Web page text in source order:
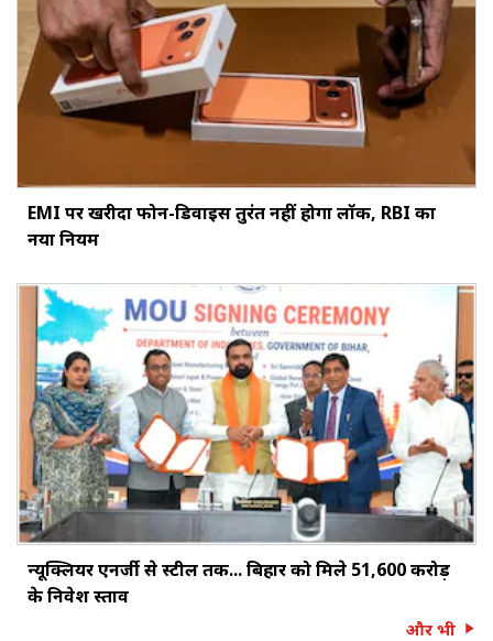
EMI पर खरीदा फोन-डिवाइस तुरंत नहीं होगा लॉक, RBI का
नया नियम
न्यूक्लियर एनर्जी से स्टील तक... बिहार को मिले ₹51,600 करोड़
के निवेश प्रस्ताव
और भी